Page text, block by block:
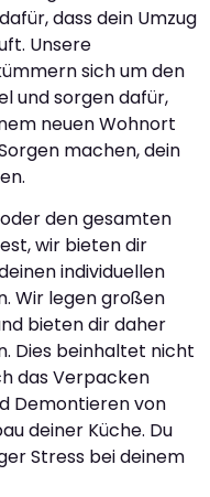
dass dein Umzug
Unsere
sich um den
und sorgen dafür,
neuen Wohnort
machen, dein
den gesamten
wir bieten dir
individuellen
Wir legen großen
bieten dir daher
Dies beinhaltet nicht
das Verpacken
Demontieren von
deiner Küche. Du
Stress bei deinem